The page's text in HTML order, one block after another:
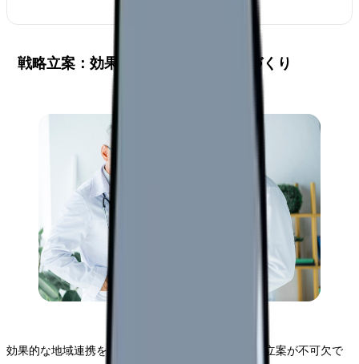
戦略立案：効果的な地域連携の基盤づくり
効果的な地域連携を実現するためには、綿密な戦略立案が不可欠で